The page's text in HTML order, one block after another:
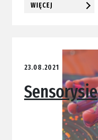
WIĘCEJ
23.08.2021
Sensorysie